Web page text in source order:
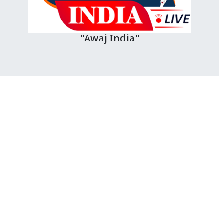
"Awaj India"